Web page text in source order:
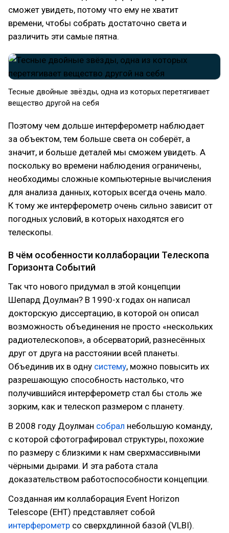
сможет увидеть, потому что ему не хватит
времени, чтобы собрать достаточно света и
различить эти самые пятна.
Тесные двойные звёзды, одна из которых перетягивает
вещество другой на себя
Поэтому чем дольше интерферометр наблюдает
за объектом, тем больше света он соберёт, а
значит, и больше деталей мы сможем увидеть. А
поскольку во времени наблюдения ограничены,
необходимы сложные компьютерные вычисления
для анализа данных, которых всегда очень мало.
К тому же интерферометр очень сильно зависит от
погодных условий, в которых находятся его
телескопы.
В чём особенности коллаборации Телескопа
Горизонта Событий
Так что нового придумал в этой концепции
Шепард Доулман? В 1990-х годах он написал
докторскую диссертацию, в которой он описал
возможность объединения не просто «нескольких
радиотелескопов», а обсерваторий, разнесённых
друг от друга на расстоянии всей планеты.
Объединив их в одну систему, можно повысить их
разрешающую способность настолько, что
получившийся интерферометр стал бы столь же
зорким, как и телескоп размером с планету.
В 2008 году Доулман собрал небольшую команду,
с которой сфотографировал структуры, похожие
по размеру с близкими к нам сверхмассивными
чёрными дырами. И эта работа стала
доказательством работоспособности концепции.
Созданная им коллаборация Event Horizon
Telescope (EHT) представляет собой
интерферометр со сверхдлинной базой (VLBI).